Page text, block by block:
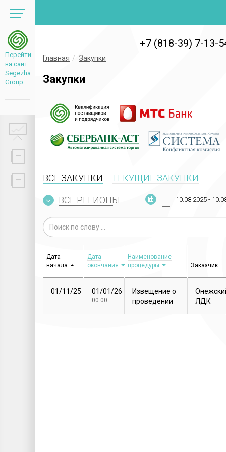
Перейти
на сайт
Segezha
Group
+7 (818-39) 7-13-
Главная Закупки
Закупки
ВСЕ ЗАКУПКИ ТЕКУЩИЕ ЗАКУПКИ
ВСЕ РЕГИОНЫ
Дата
начала
Дата
окончания
Наименование
процедуры
Заказчик
01/11/25 01/01/26
00:00
Извещение о
проведении
ЛДК